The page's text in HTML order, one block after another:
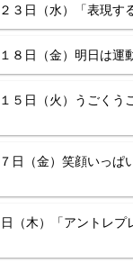
３日（水）「表現す
８日（金）明日は運
５日（火）うごくう
日（金）笑顔いっぱ
（木）「アントレプ